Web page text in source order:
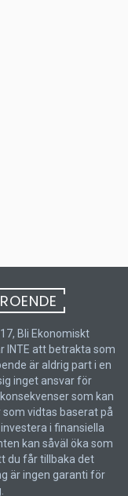
Bli Ekonomiskt
INTE att betrakta som
är aldrig part i en
inget ansvar för
som kan
vidtas baserat på
i finansiella
kan såväl öka som
du får tillbaka det
är ingen garanti för